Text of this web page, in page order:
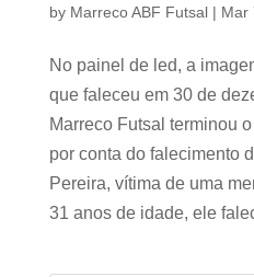
by Marreco ABF Futsal| Mar
No painel de led, a
que faleceu em 30 de
Marreco Futsal terminou
por conta do falecimento
Pereira, vítima de uma
31 anos de idade, ele